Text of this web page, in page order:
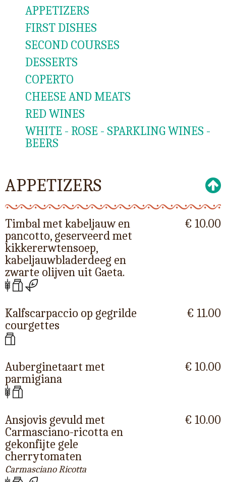
APPETIZERS
FIRST DISHES
SECOND COURSES
DESSERTS
COPERTO
CHEESE AND MEATS
RED WINES
WHITE - ROSE - SPARKLING WINES -
BEERS
APPETIZERS
Timbal met kabeljauw en
pancotto, geserveerd met
kikkererwtensoep,
kabeljauwbladerdeeg en
zwarte olijven uit Gaeta.
€ 10.00
Kalfscarpaccio op gegrilde
courgettes
€ 11.00
Auberginetaart met
parmigiana
€ 10.00
Ansjovis gevuld met
Carmasciano-ricotta en
gekonfijte gele
cherrytomaten
Carmasciano Ricotta
€ 10.00